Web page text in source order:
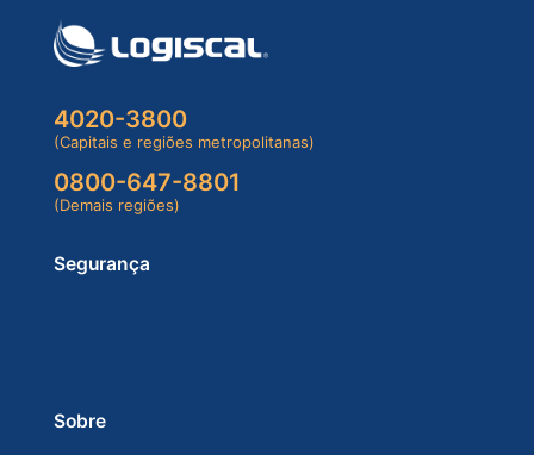
4020-3800
(Capitais e regiões metropolitanas)
0800-647-8801
(Demais regiões)
Segurança
Sobre